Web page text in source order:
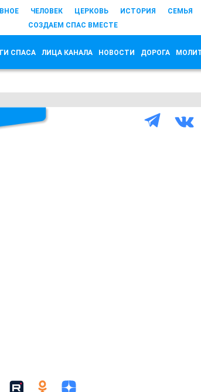
ЧЕЛОВЕК ЦЕРКОВЬ ИСТОРИЯ СЕМЬЯ
СОЗДАЕМ СПАС ВМЕСТЕ
СПАСА ЛИЦА КАНАЛА НОВОСТИ ДОРОГА